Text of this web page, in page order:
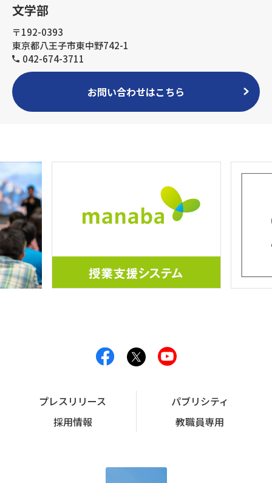
文学部
〒192-0393
東京都八王子市東中野742-1
042-674-3711
お問い合わせはこちら
プレスリリース
パブリシティ
採用情報
教職員専用